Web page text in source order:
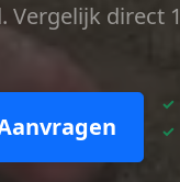
Vergelijk
✓
✓